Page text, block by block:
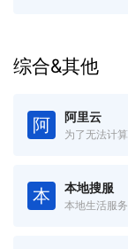
综合&其他
阿 阿里云
为了无法计
本 本地搜服
本地生活服务